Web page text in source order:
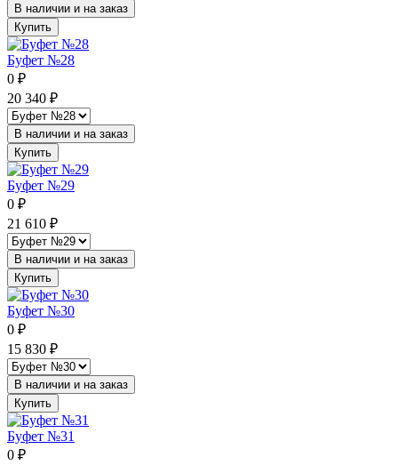
В наличии и на заказ
Купить
Буфет №28
0 ₽
20 340 ₽
В наличии и на заказ
Купить
Буфет №29
0 ₽
21 610 ₽
В наличии и на заказ
Купить
Буфет №30
0 ₽
15 830 ₽
В наличии и на заказ
Купить
Буфет №31
0 ₽